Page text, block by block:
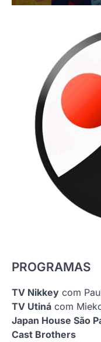
PROGRAMAS
TV Nikkey com
TV Utiná com
Japan House São
Cast Brothers